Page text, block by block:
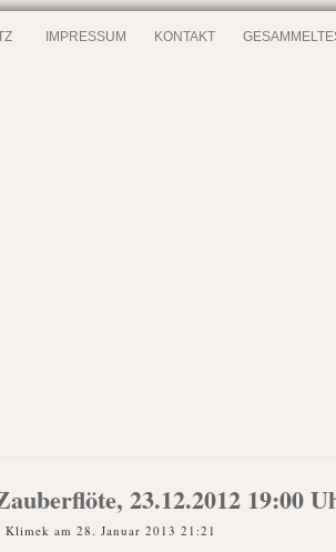
IMPRESSUM KONTAKT
23.12.2012 19:00
Klimek am 28. Januar 2013 21:21